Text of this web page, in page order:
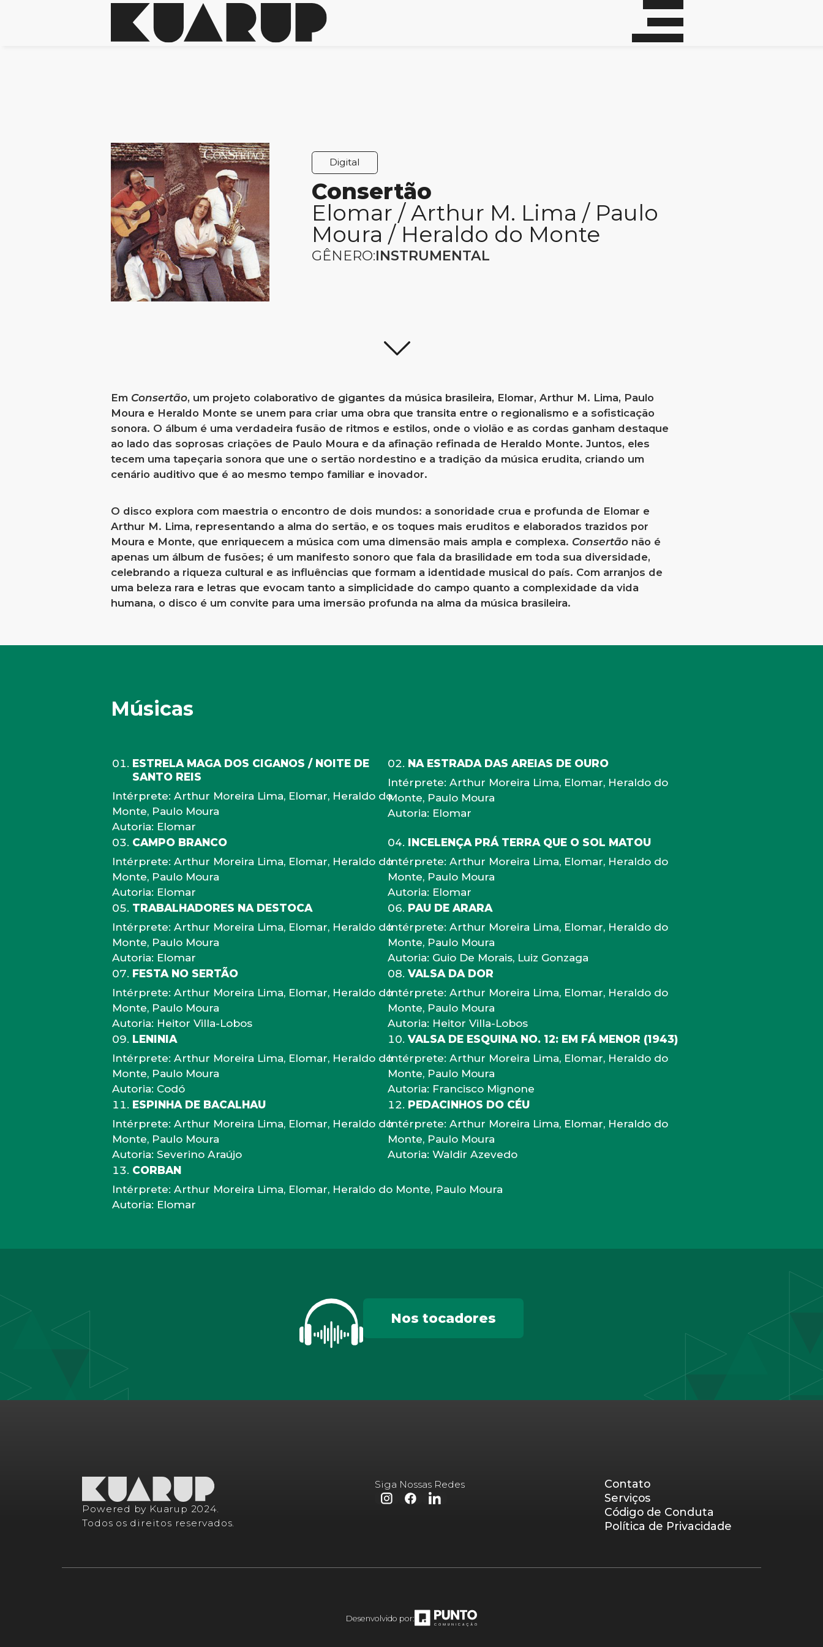
Digital
Consertão
Elomar / Arthur M. Lima / Paulo
Moura / Heraldo do Monte
GÊNERO:INSTRUMENTAL
Em Consertão, um projeto colaborativo de gigantes da música brasileira, Elomar, Arthur M. Lima, Paulo
Moura e Heraldo Monte se unem para criar uma obra que transita entre o regionalismo e a sofisticação
sonora. O álbum é uma verdadeira fusão de ritmos e estilos, onde o violão e as cordas ganham destaque
ao lado das soprosas criações de Paulo Moura e da afinação refinada de Heraldo Monte. Juntos, eles
tecem uma tapeçaria sonora que une o sertão nordestino e a tradição da música erudita, criando um
cenário auditivo que é ao mesmo tempo familiar e inovador.
O disco explora com maestria o encontro de dois mundos: a sonoridade crua e profunda de Elomar e
Arthur M. Lima, representando a alma do sertão, e os toques mais eruditos e elaborados trazidos por
Moura e Monte, que enriquecem a música com uma dimensão mais ampla e complexa. Consertão não é
apenas um álbum de fusões; é um manifesto sonoro que fala da brasilidade em toda sua diversidade,
celebrando a riqueza cultural e as influências que formam a identidade musical do país. Com arranjos de
uma beleza rara e letras que evocam tanto a simplicidade do campo quanto a complexidade da vida
humana, o disco é um convite para uma imersão profunda na alma da música brasileira.
Músicas
ESTRELA MAGA DOS CIGANOS / NOITE DE
SANTO REIS
Intérprete: Arthur Moreira Lima, Elomar, Heraldo do
Monte, Paulo Moura
Autoria: Elomar
NA ESTRADA DAS AREIAS DE OURO
Intérprete: Arthur Moreira Lima, Elomar, Heraldo do
Monte, Paulo Moura
Autoria: Elomar
CAMPO BRANCO
Intérprete: Arthur Moreira Lima, Elomar, Heraldo do
Monte, Paulo Moura
Autoria: Elomar
INCELENÇA PRÁ TERRA QUE O SOL MATOU
Intérprete: Arthur Moreira Lima, Elomar, Heraldo do
Monte, Paulo Moura
Autoria: Elomar
TRABALHADORES NA DESTOCA
Intérprete: Arthur Moreira Lima, Elomar, Heraldo do
Monte, Paulo Moura
Autoria: Elomar
PAU DE ARARA
Intérprete: Arthur Moreira Lima, Elomar, Heraldo do
Monte, Paulo Moura
Autoria: Guio De Morais, Luiz Gonzaga
FESTA NO SERTÃO
Intérprete: Arthur Moreira Lima, Elomar, Heraldo do
Monte, Paulo Moura
Autoria: Heitor Villa-Lobos
VALSA DA DOR
Intérprete: Arthur Moreira Lima, Elomar, Heraldo do
Monte, Paulo Moura
Autoria: Heitor Villa-Lobos
LENINIA
Intérprete: Arthur Moreira Lima, Elomar, Heraldo do
Monte, Paulo Moura
Autoria: Codó
VALSA DE ESQUINA NO. 12: EM FÁ MENOR (1943)
Intérprete: Arthur Moreira Lima, Elomar, Heraldo do
Monte, Paulo Moura
Autoria: Francisco Mignone
ESPINHA DE BACALHAU
Intérprete: Arthur Moreira Lima, Elomar, Heraldo do
Monte, Paulo Moura
Autoria: Severino Araújo
PEDACINHOS DO CÉU
Intérprete: Arthur Moreira Lima, Elomar, Heraldo do
Monte, Paulo Moura
Autoria: Waldir Azevedo
CORBAN
Intérprete: Arthur Moreira Lima, Elomar, Heraldo do Monte, Paulo Moura
Autoria: Elomar
Nos tocadores
Powered by Kuarup 2024.
Todos os direitos reservados.
Siga Nossas Redes
Contato
Serviços
Código de Conduta
Política de Privacidade
Desenvolvido por: